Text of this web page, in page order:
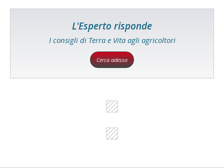
L'Esperto risponde
I consigli di Terra e Vita agli agricoltori
Cerca adesso